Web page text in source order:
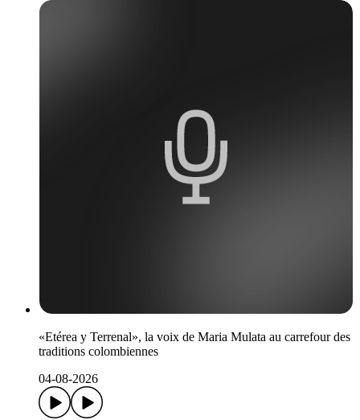
«Etérea y Terrenal», la voix de Maria Mulata au carrefour des
traditions colombiennes
04-08-2026